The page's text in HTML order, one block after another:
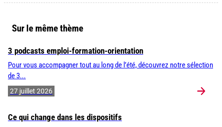
Sur le même thème
3 podcasts emploi-formation-orientation
Pour vous accompagner tout au long de l’été, découvrez notre sélection
de 3...
27 juillet 2026
Ce qui change dans les dispositifs